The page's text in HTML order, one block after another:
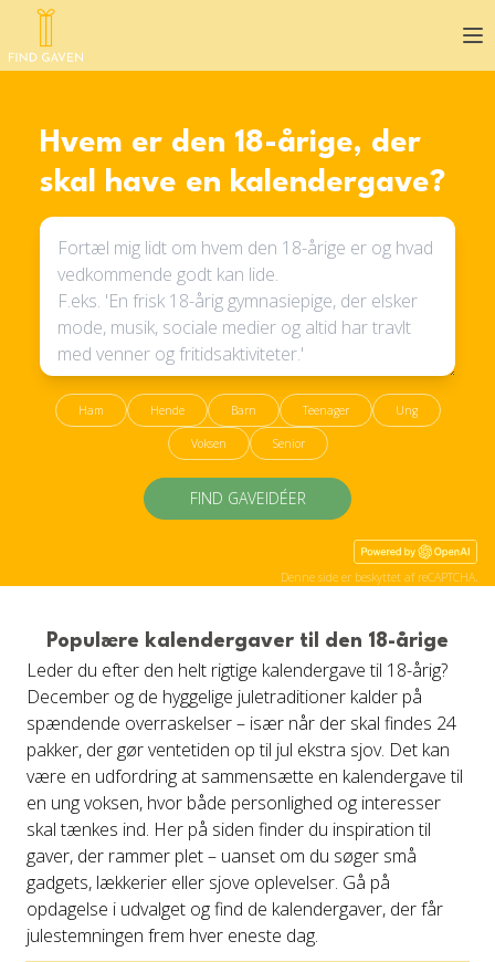
Hvem er den 18-årige, der
skal have en kalendergave?
Ham Hende Barn Teenager Ung
Voksen Senior
FIND GAVEIDÉER
Denne side er beskyttet af reCAPTCHA.
Populære kalendergaver til den 18-årige
Leder du efter den helt rigtige kalendergave til 18-årig?
December og de hyggelige juletraditioner kalder på
spændende overraskelser – især når der skal findes 24
pakker, der gør ventetiden op til jul ekstra sjov. Det kan
være en udfordring at sammensætte en kalendergave til
en ung voksen, hvor både personlighed og interesser
skal tænkes ind. Her på siden finder du inspiration til
gaver, der rammer plet – uanset om du søger små
gadgets, lækkerier eller sjove oplevelser. Gå på
opdagelse i udvalget og find de kalendergaver, der får
julestemningen frem hver eneste dag.